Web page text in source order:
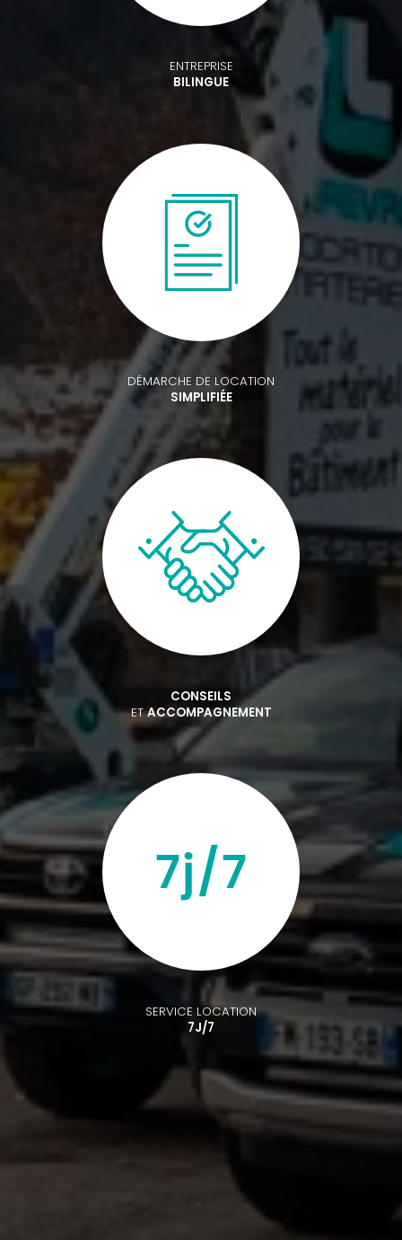
ENTREPRISE
BILINGUE
DÉMARCHE DE LOCATION
SIMPLIFIÉE
CONSEILS
ETACCOMPAGNEMENT
SERVICE LOCATION
7J/7